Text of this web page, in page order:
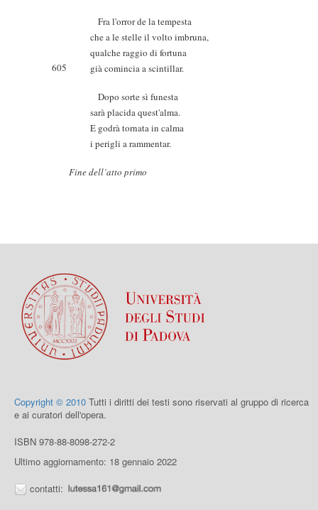
Fra l'orror de la tempesta
che a le stelle il volto imbruna,
qualche raggio di fortuna
605
già comincia a scintillar.
Dopo sorte sì funesta
sarà placida quest'alma.
E godrà tornata in calma
i perigli a rammentar.
Fine dell’atto primo
Copyright © 2010 Tutti i diritti dei testi sono riservati al gruppo di ricerca
e ai curatori dell'opera.
ISBN 978-88-8098-272-2
Ultimo aggiornamento: 18 gennaio 2022
contatti: